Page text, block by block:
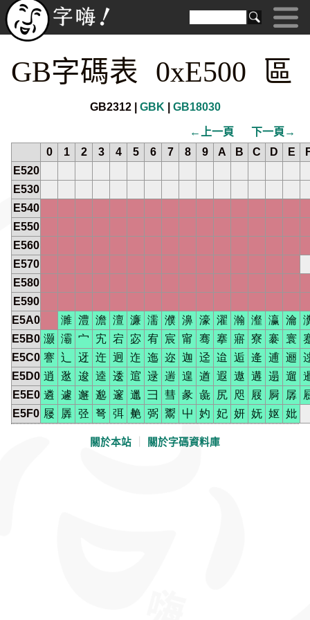
GB字碼表 0xE500 區
GB2312 | GBK GB18030
←上一頁
下一頁→
0
1 2 3 4 5 6 7 8 9 A B C D E
E520
E530
E540
E550
E560
E570
E580
E590
E5A0
濉 澧 澹 澶 濂 濡 濮 濞 濠 濯 瀚 瀣 瀛 瀹
E5B0 灏 灞 宀 宄 宕 宓 宥 宸 甯 骞 搴 寤 寮 褰 寰
E5C0 謇 辶 迓 迕 迥 迮 迤 迩 迦 迳 迨 逅 逄 逋 逦
E5D0 逍 逖 逡 逵 逶 逭 逯 遄 遑 遒 遐 遨 遘 遢 遛
E5E0 遴 遽 邂 邈 邃 邋 彐 彗 彖 彘 尻 咫 屐 屙 孱
E5F0 屦 羼 弪 弩 弭 艴 弼 鬻 屮 妁 妃 妍 妩 妪 妣
關於本站 關於字碼資料庫